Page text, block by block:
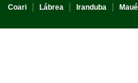
Coari
Lábrea Iranduba